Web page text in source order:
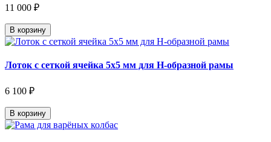
11 000 ₽
В корзину
Лоток с сеткой ячейка 5х5 мм для Н-образной рамы
6 100 ₽
В корзину